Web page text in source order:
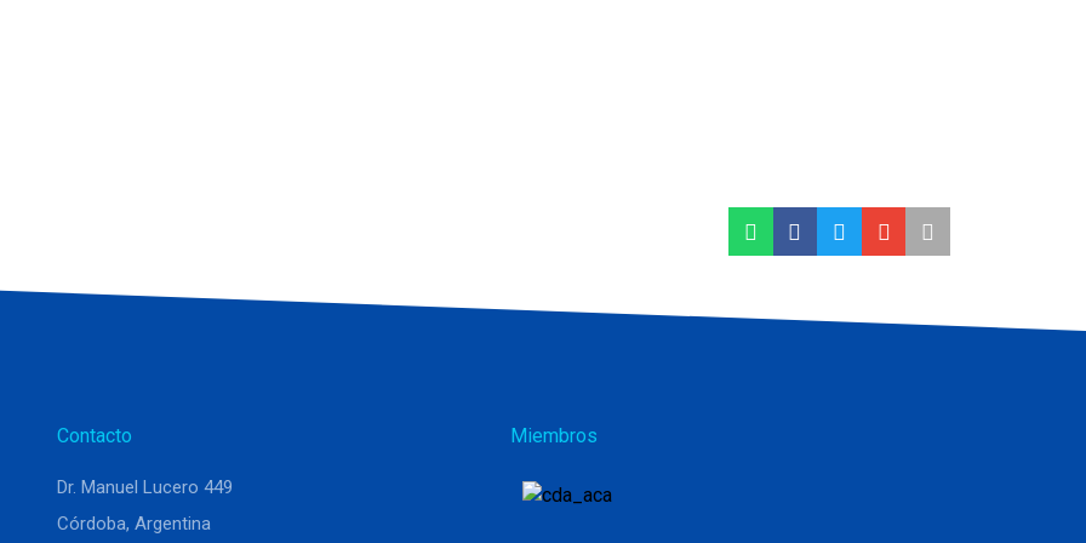
Contacto
Dr. Manuel Lucero 449
Córdoba, Argentina
Miembros